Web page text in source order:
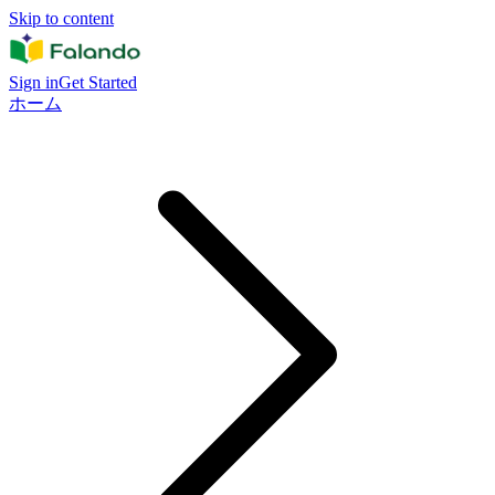
Skip to content
Sign inGet Started
ホーム